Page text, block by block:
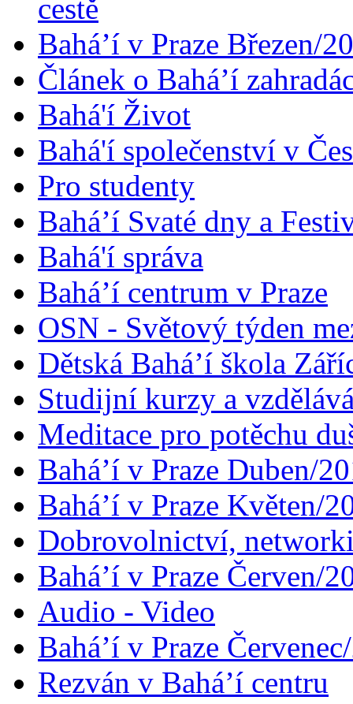
cestě
Bahá’í v Praze Březen/
Článek o Bahá’í
Bahá'í Život
Bahá'í společenství v
Pro studenty
Bahá’í Svaté dny a
Bahá'í správa
Bahá’í centrum v Praze
OSN - Světový týden
Dětská Bahá’í škola
Studijní kurzy a
Meditace pro potěchu
Bahá’í v Praze Duben/
Bahá’í v Praze Květen/
Dobrovolnictví,
Bahá’í v Praze Červen/
Audio - Video
Bahá’í v Praze
Rezván v Bahá’í centru